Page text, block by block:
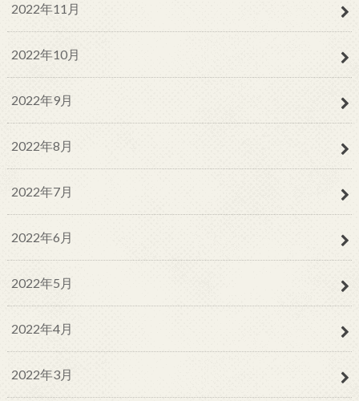
2022年11月
2022年10月
2022年9月
2022年8月
2022年7月
2022年6月
2022年5月
2022年4月
2022年3月